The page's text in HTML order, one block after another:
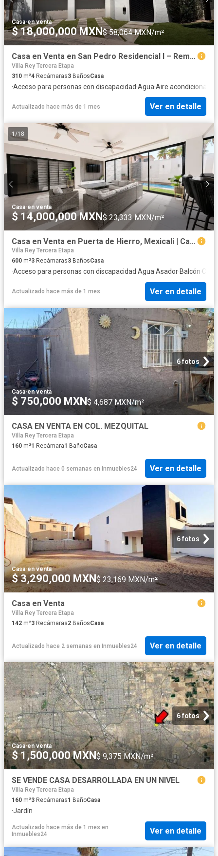
Casa·en venta
$ 18,000,000 MXN$ 58,064 MXN/m²
Casa en Venta en San Pedro Residencial I – Remodelada, 4 Recámaras y Chalet Independiente
Villa Rey Tercera Etapa
310 m²4 Recámaras3 BañosCasa
·Acceso para personas con discapacidad·Agua·Aire acondicionado
Actualizado hace más de 1 mes Ver en detalle
1 /18
Casa·en venta
$ 14,000,000 MXN$ 23,333 MXN/m²
Casa en Venta en Puerta de Hierro, Mexicali | Calle Cerrada con Alberca y Gym
Villa Rey Tercera Etapa
600 m²3 Recámaras3 BañosCasa
·Acceso para personas con discapacidad·Agua·Asador·Balcón·
Actualizado hace más de 1 mes Ver en detalle
6 fotos
Casa·en venta
$ 750,000 MXN $ 4,687 MXN/m²
CASA EN VENTA EN COL. MEZQUITAL
Villa Rey Tercera Etapa
160 m²1 Recámara1 BañoCasa
Actualizado hace 0 semanas en Inmuebles24 Ver en detalle
6 fotos
Casa·en venta
$ 3,290,000 MXN$ 23,169 MXN/m²
Casa en Venta
Villa Rey Tercera Etapa
142 m²3 Recámaras2 BañosCasa
Actualizado hace 2 semanas en Inmuebles24 Ver en detalle
6 fotos
Casa·en venta
$ 1,500,000 MXN$ 9,375 MXN/m²
SE VENDE CASA DESARROLLADA EN UN NIVEL
Villa Rey Tercera Etapa
160 m²3 Recámaras1 BañoCasa
·Jardín
Actualizado hace más de 1 mes en
Inmuebles24
Ver en detalle